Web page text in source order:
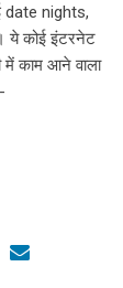
date nights,
ये कोई इंटरनेट
में काम आने वाला